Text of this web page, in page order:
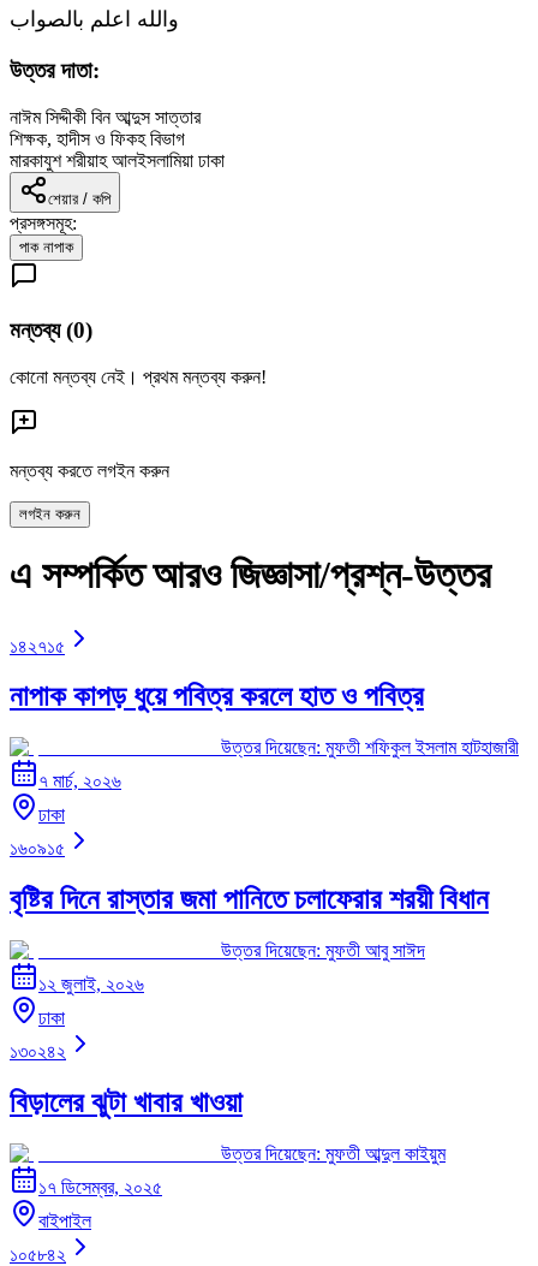
والله اعلم بالصواب
উত্তর দাতা:
নাঈম সিদ্দীকী বিন আব্দুস সাত্তার
শিক্ষক, হাদীস ও ফিকহ বিভাগ
মারকাযুশ শরীয়াহ আলইসলামিয়া ঢাকা
শেয়ার / কপি
প্রসঙ্গসমূহ:
পাক নাপাক
মন্তব্য (0)
কোনো মন্তব্য নেই। প্রথম মন্তব্য করুন!
মন্তব্য করতে লগইন করুন
লগইন করুন
এ সম্পর্কিত আরও জিজ্ঞাসা/প্রশ্ন-উত্তর
১৪২৭১৫
নাপাক কাপড় ধুয়ে পবিত্র করলে হাত ও পবিত্র
উত্তর দিয়েছেন: মুফতী শফিকুল ইসলাম হাটহাজারী
৭ মার্চ, ২০২৬
ঢাকা
১৬০৯১৫
বৃষ্টির দিনে রাস্তার জমা পানিতে চলাফেরার শরয়ী বিধান
উত্তর দিয়েছেন: মুফতী আবু সাঈদ
১২ জুলাই, ২০২৬
ঢাকা
১৩০২৪২
বিড়ালের ঝুটা খাবার খাওয়া
উত্তর দিয়েছেন: মুফতী আব্দুল কাইয়ুম
১৭ ডিসেম্বর, ২০২৫
বাইপাইল
১০৫৮৪২